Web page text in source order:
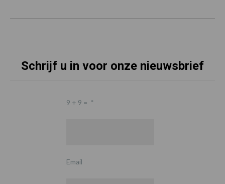
Schrijf u in voor onze nieuwsbrief
9 + 9 = *
Email